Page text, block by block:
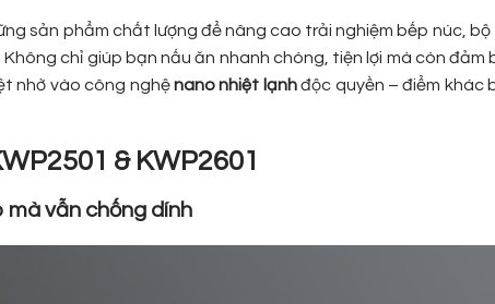
sản phẩm chất lượng để nâng cao trải nghiệm bếp núc, bộ
chỉ giúp bạn nấu ăn nhanh chóng, tiện lợi mà còn đảm
nhờ vào công nghệnano nhiệt lạnhđộc quyền – điểm khác
& KWP2601
vẫn chống dính